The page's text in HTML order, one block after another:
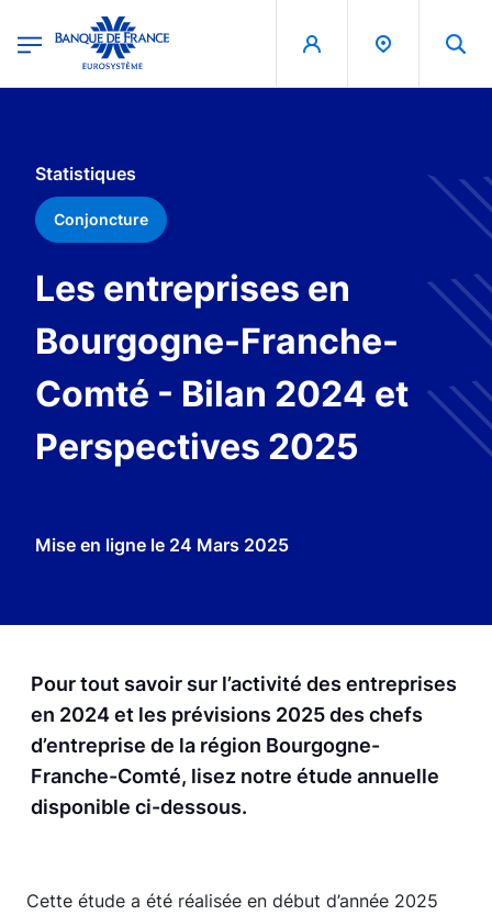
Banque de France - Menu Principal
Statistiques
Conjoncture
Les entreprises en
Bourgogne-Franche-
Comté - Bilan 2024 et
Perspectives 2025
Mise en ligne le 24 Mars 2025
Pour tout savoir sur l’activité des entreprises
en 2024 et les prévisions 2025 des chefs
d’entreprise de la région Bourgogne-
Franche-Comté, lisez notre étude annuelle
disponible ci-dessous.
Cette étude a été réalisée en début d’année 2025